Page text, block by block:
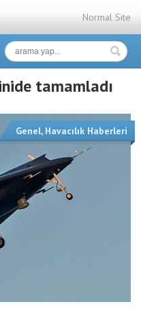
Normal Site
tamamladı
Genel, Havacılık Haberleri